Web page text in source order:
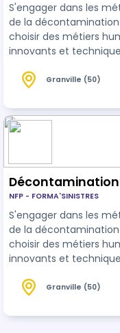
S'engager dans les
de la
choisir des métiers
innovants et
techniques métiers
techniques
prestation de
e…
Granville (50)
NFP - FORMA'SINISTRES
S'engager dans les
de la
choisir des métiers
innovants et
techniques métiers
techniques
Granville (50)